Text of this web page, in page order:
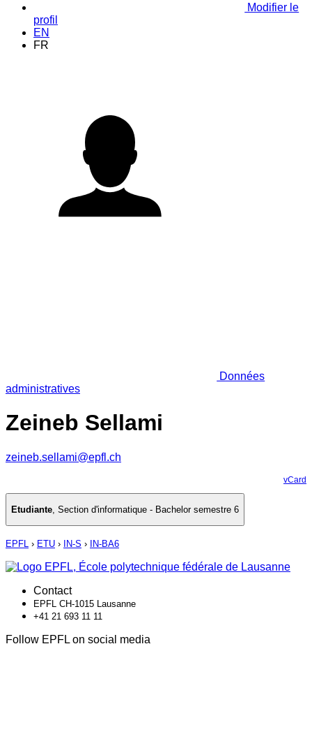
Modifier le
profil
EN
FR
Données
administratives
Zeineb Sellami
zeineb.sellami@epfl.ch
vCard
Etudiante, Section d'informatique - Bachelor semestre 6
EPFL › ETU › IN-S › IN-BA6
Contact
EPFL CH-1015 Lausanne
+41 21 693 11 11
Follow EPFL on social media